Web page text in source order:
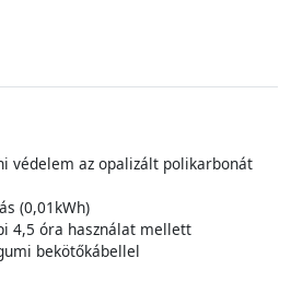
védelem az opalizált polikarbonát
(0,01kWh)
4,5 óra használat mellett
bekötőkábellel